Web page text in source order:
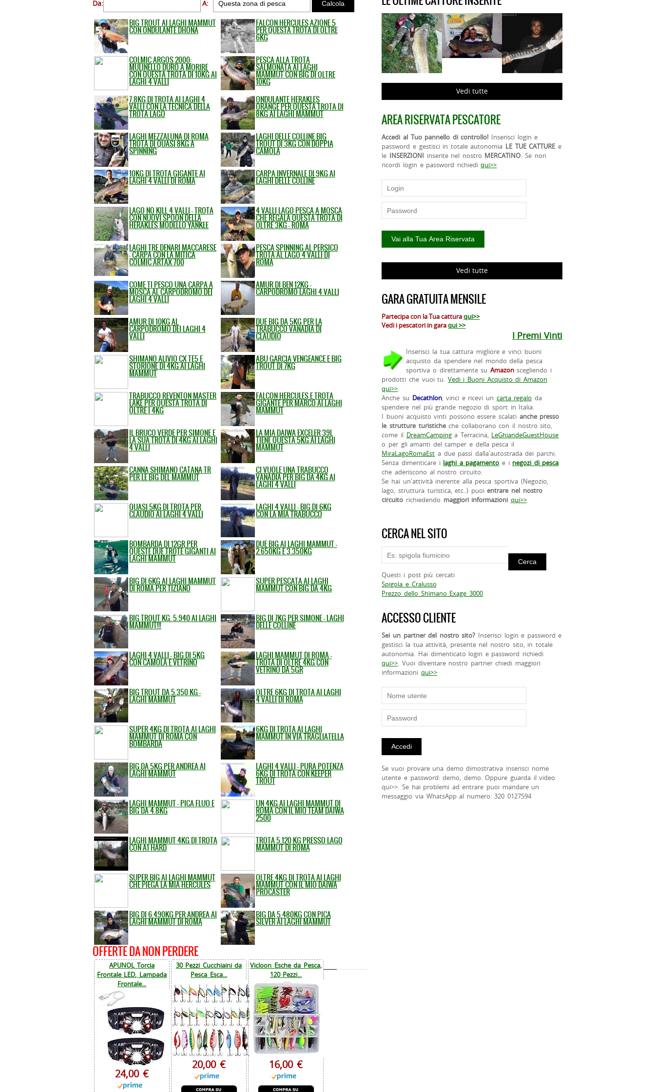
Da: A:
BIG TROUT AI LAGHI MAMMUT
CON ONDULANTE DHONA
FALCON HERCULES AZIONE 5
PER QUESTA TROTA DI OLTRE
6KG
COLMIC ARGOS 2000:
MULINELLO DURO A MORIRE
CON QUESTA TROTA DI 10KG AI
LAGHI 4 VALLI
PESCA ALLA TROTA
SALMONATA AI LAGHI
MAMMUT CON BIG DI OLTRE
10KG
7.8KG DI TROTA AI LAGHI 4
VALLI CON LA TECNICA DELLA
TROTA LAGO
ONDULANTE HERAKLES
ORANGE PER QUESTA TROTA DI
8KG AI LAGHI MAMMUT
LAGHI MEZZALUNA DI ROMA
TROTA DI QUASI 8KG A
SPINNING
LAGHI DELLE COLLINE BIG
TROUT DI 3KG CON DOPPIA
CAMOLA
10KG DI TROTA GIGANTE AI
LAGHI 4 VALLI DI ROMA
CARPA INVERNALE DI 9KG AI
LAGHI DELLE COLLINE
LAGO NO KILL 4 VALLI - TROTA
CON NUOVI SPOON DELLA
HERAKLES MODELLO YANKEE
4 VALLI LAGO PESCA A MOSCA
CHE REGALA QUESTA TROTA DI
OLTRE 3KG - ROMA
LAGHI TRE DENARI MACCARESE
- CARPA CON LA MITICA
COLMIC ARTAX 700
PESCA SPINNING AL PERSICO
TROTA AL LAGO 4 VALLI DI
ROMA
COME TI PESCO UNA CARPA A
MOSCA AL CARPODROMO DEI
LAGHI 4 VALLI
AMUR DI BEN 12KG -
CARPODROMO LAGHI 4 VALLI
AMUR DI 10KG AL
CARPODROMO DEI LAGHI 4
VALLI
DUE BIG DA 5KG PER LA
TRABUCCO VANADIA DI
CLAUDIO
SHIMANO ALIVIO CX TE5 E
STORIONE DI 4KG AI LAGHI
MAMMUT
ABU GARCIA VENGEANCE E BIG
TROUT DI 7KG
TRABUCCO REVENTON MASTER
LAKE PER QUESTA TROTA DI
OLTRE I 4KG
FALCON HERCULES E TROTA
GIGANTE PER MARCO AI LAGHI
MAMMUT
IL BRUCO VERDE PER SIMONE E
LA SUA TROTA DI 4KG AI LAGHI
4 VALLI
LA MIA DAIWA EXCELER 39L
TIENE QUESTA 5KG AI LAGHI
MAMMUT
CANNA SHIMANO CATANA TR
PER LE BIG DEL MAMMUT
CI VUOLE UNA TRABUCCO
VANADIA PER BIG DA 4KG AI
LAGHI 4 VALLI
QUASI 5KG DI TROTA PER
CLAUDIO AI LAGHI 4 VALLI
LAGHI 4 VALLI - BIG DI 6KG
CON LA MIA TRABUCCO
BOMBARDA DI 12GR PER
QUESTE DUE TROTE GIGANTI AI
LAGHI MAMMUT
DUE BIG AI LAGHI MAMMUT -
2.650KG E 3.350KG
BIG DI 6KG AI LAGHI MAMMUT
DI ROMA PER TIZIANO
SUPER PESCATA AI LAGHI
MAMMUT CON BIG DA 4KG
BIG TROUT KG. 5.940 AI LAGHI
MAMMUT!!!
BIG DI 7KG PER SIMONE - LAGHI
DELLE COLLINE
LAGHI 4 VALLI - BIG DI 5KG
CON CAMOLA E VETRINO
LAGHI MAMMUT DI ROMA -
TROTA DI OLTRE 4KG CON
VETRINO DA 5GR
BIG TROUT DA 5.350 KG -
LAGHI MAMMUT
OLTRE 6KG DI TROTA AI LAGHI
4 VALLI DI ROMA
SUPER 4KG DI TROTA AI LAGHI
MAMMUT DI ROMA CON
BOMBARDA
6KG DI TROTA AI LAGHI
MAMMUT IN VIA TRAGLIATELLA
BIG DA 5KG PER ANDREA AI
LAGHI MAMMUT
LAGHI 4 VALLI - PURA POTENZA
6KG DI TROTA CON KEEPER
TROUT
LAGHI MAMMUT - PICA FLUO E
BIG DA 4.8KG
UN 4KG AI LAGHI MAMMUT DI
ROMA CON IL MIO TEAM DAIWA
2500
LAGHI MAMMUT 4KG DI TROTA
CON A1 HARD
TROTA 5.120 KG PRESSO LAGO
MAMMUT DI ROMA
SUPER BIG AI LAGHI MAMMUT
CHE PIEGA LA MIA HERCULES
OLTRE 4KG DI TROTA AI LAGHI
MAMMUT CON IL MIO DAIWA
PROCASTER
BIG DI 6.490KG PER ANDREA AI
LAGHI MAMMUT DI ROMA
BIG DA 5.480KG CON PICA
SILVER AI LAGHI MAMMUT
OFFERTE DA NON PERDERE
APUNOL Torcia
Frontale LED, Lampada
Frontale...
24,00 €
30 Pezzi Cucchiaini da
Pesca Esca...
20,00 €
Vicloon Esche da Pesca,
120 Pezzi...
16,00 €
Vedi tutte
AREA RISERVATA PESCATORE
Accedi al Tuo pannello di controllo! Inserisci login e
password e gestisci in totale autonomia LE TUE CATTURE e
le INSERZIONI inserite nel nostro MERCATINO. Se non
ricordi login e password richiediqui>>
Vedi tutte
GARA GRATUITA MENSILE
Partecipa con la Tua catturaqui>>
Vedi i pescatori in garaqui >>
I Premi Vinti
Inserisci la tua cattura migliore e vinci buoni
acquisto da spendere nel mondo della pesca
sportiva o direttamente su Amazonscegliendo i
prodotti che vuoi tu. Vedi i Buoni Acquisto di Amazon
qui>>.
Anche su Decathlon, vinci e ricevi un carta regalo da
spendere nel più grande negozio di sport in Italia.
I buoni acquisto vinti possono essere scalati anche presso
le strutture turisticheche collaborano con il nostro sito,
come il DreamCampinga Terracina, LeGhiandeGuestHouse
o per gli amanti del camper e della pesca il
MiraLagoRomaEst a due passi dalla'autostrada dei parchi.
Senza dimenticare i laghi a pagamento e i negozi di pesca
che aderiscono al nostro circuito.
Se hai un'attività inerente alla pesca sportiva (Negozio,
lago, struttura turistica, etc..) puoientrare nel nostro
circuito richiedendo maggiori informazioni qui>>
CERCA NEL SITO
Questi i post più cercati
Spigola e Cralusso
Prezzo dello Shimano Exage 3000
ACCESSO CLIENTE
Sei un partner del nostro sito? Inserisci login e password e
gestisci la tua attività, presente nel nostro sito, in totale
autonomia. Hai dimenticato login e password richiedi
qui>>. Vuoi diventare nostro partner chiedi maggiori
informazioniqui>>
Se vuoi provare una demo dimostrativa inserisci nome
utente e password: demo, demo. Oppure guarda il video
qui>>. Se hai problemi ad entrare puoi mandare un
messaggio via WhatsApp al numero: 320 0127594